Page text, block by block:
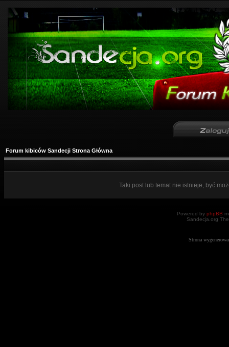
Forum kibiców Sandecji Strona Główna
Taki post lub temat nie istnieje, być
Powered by phpBB
Sandecja.org
Strona